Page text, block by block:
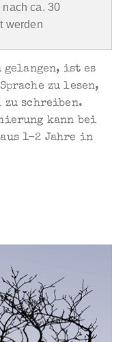
ca. 30
werden
gelangen, ist es
zu lesen,
zu schreiben.
kann bei
1-2 Jahre in